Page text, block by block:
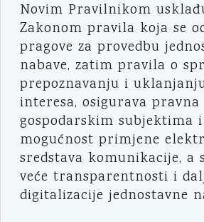
Novim Pravilnikom
Zakonom pravila koja se
pragove za provedbu
nabave, zatim pravila o
prepoznavanju i
interesa, osigurava pravna
gospodarskim subjektima
mogućnost primjene
sredstava komunikacije, a
veće transparentnosti i
digitalizacije jednostavne